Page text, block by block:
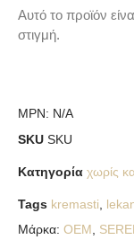
Αυτό το προϊόν
στιγμή.
MPN: N/A
SKU SKU
Κατηγορία χωρίς
Tags kremasti
Μάρκα: OEM,